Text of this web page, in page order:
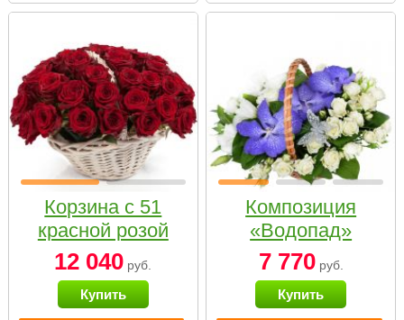
Корзина с 51
красной розой
12 040 руб.
Купить
Композиция
«Водопад»
7 770руб.
Купить